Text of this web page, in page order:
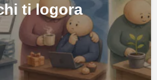
ti logora